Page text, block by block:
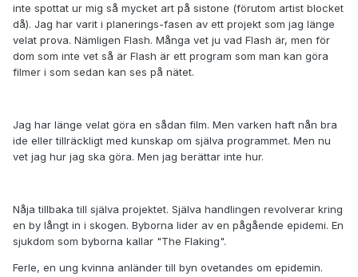
inte spottat ur mig så mycket art på sistone (förutom artist blocket
då). Jag har varit i planerings-fasen av ett projekt som jag länge
velat prova. Nämligen Flash. Många vet ju vad Flash är, men för
dom som inte vet så är Flash är ett program som man kan göra
filmer i som sedan kan ses på nätet.
Jag har länge velat göra en sådan film. Men varken haft nån bra
ide eller tillräckligt med kunskap om själva programmet. Men nu
vet jag hur jag ska göra. Men jag berättar inte hur.
Nåja tillbaka till själva projektet. Själva handlingen revolverar kring
en by långt in i skogen. Byborna lider av en pågående epidemi. En
sjukdom som byborna kallar "The Flaking".
Ferle, en ung kvinna anländer till byn ovetandes om epidemin.